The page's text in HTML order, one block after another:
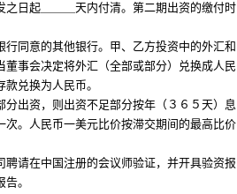
日起＿＿＿天内付清。第二期出资的缴付时
同意的其他银行。甲、乙方投资中的外汇和
事会决定将外汇（全部或部分）兑换成人民
兑换为人民币。
出资，则出资不足部分按年（３６５天）息
次。人民币一美元比价按滞交期间的最高比价
请在中国注册的会议师验证，并开具验资报
。